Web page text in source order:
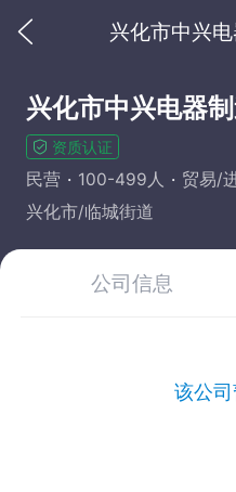
兴化市中兴
兴化市中兴电器
资质认证
民营 100-499人
贸易/
兴化市/临城街道
公司信息
该公